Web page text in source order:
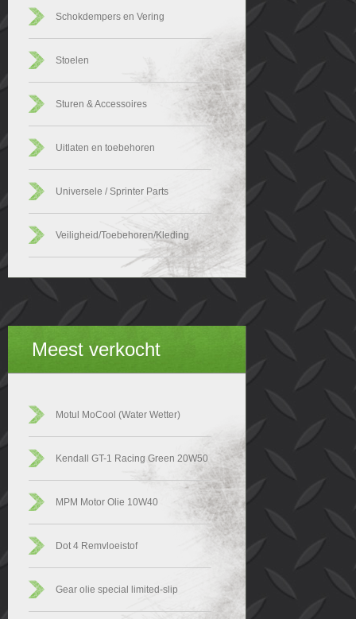
Schokdempers en Vering
Stoelen
Sturen & Accessoires
Uitlaten en toebehoren
Universele / Sprinter Parts
Veiligheid/Toebehoren/Kleding
Meest verkocht
Motul MoCool (Water Wetter)
Kendall GT-1 Racing Green 20W50
MPM Motor Olie 10W40
Dot 4 Remvloeistof
Gear olie special limited-slip